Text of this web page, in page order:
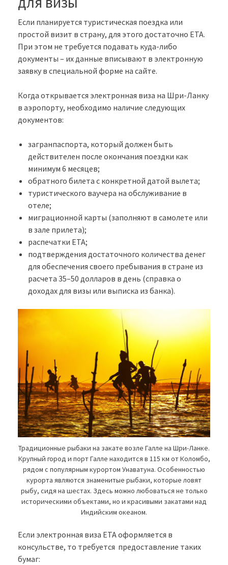
Если планируется туристическая поездка или
простой визит в страну, для этого достаточно ETA.
При этом не требуется подавать куда-либо
документы – их данные вписывают в электронную
заявку в специальной форме на сайте.
Когда открывается электронная виза на Шри-Ланку
в аэропорту, необходимо наличие следующих
документов:
загранпаспорта, который должен быть
действителен после окончания поездки как
минимум 6 месяцев;
обратного билета с конкретной датой вылета;
туристического ваучера на обслуживание в
отеле;
миграционной карты (заполняют в самолете или
в зале прилета);
распечатки ETA;
подтверждения достаточного количества денег
для обеспечения своего пребывания в стране из
расчета 35–50 долларов в день (справка о
доходах для визы или выписка из банка).
Традиционные рыбаки на закате возле Галле на Шри-Ланке.
Крупный город и порт Галле находится в 115 км от Коломбо,
рядом с популярным курортом Унаватуна. Особенностью
курорта являются знаменитые рыбаки, которые ловят
рыбу, сидя на шестах. Здесь можно любоваться не только
историческими объектами, но и красивыми закатами над
Индийским океаном.
Если электронная виза ETA оформляется в
консульстве, то требуется предоставление таких
бумаг: